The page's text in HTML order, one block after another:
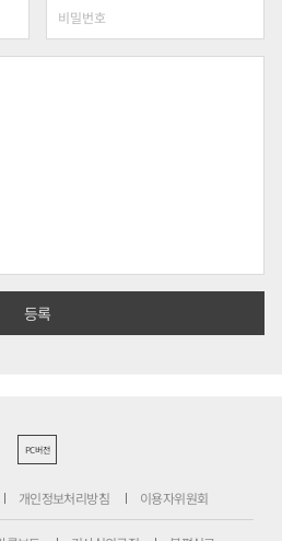
PC버전
개인정보처리방침 이용자위원회